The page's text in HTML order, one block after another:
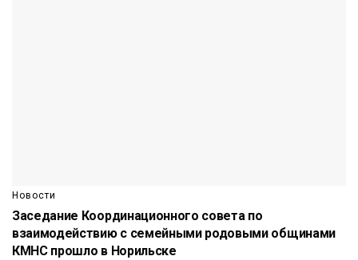
Новости
Заседание Координационного совета по
взаимодействию с семейными родовыми общинами
КМНС прошло в Норильске